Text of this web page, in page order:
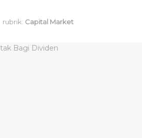
rubrik: Capital Market